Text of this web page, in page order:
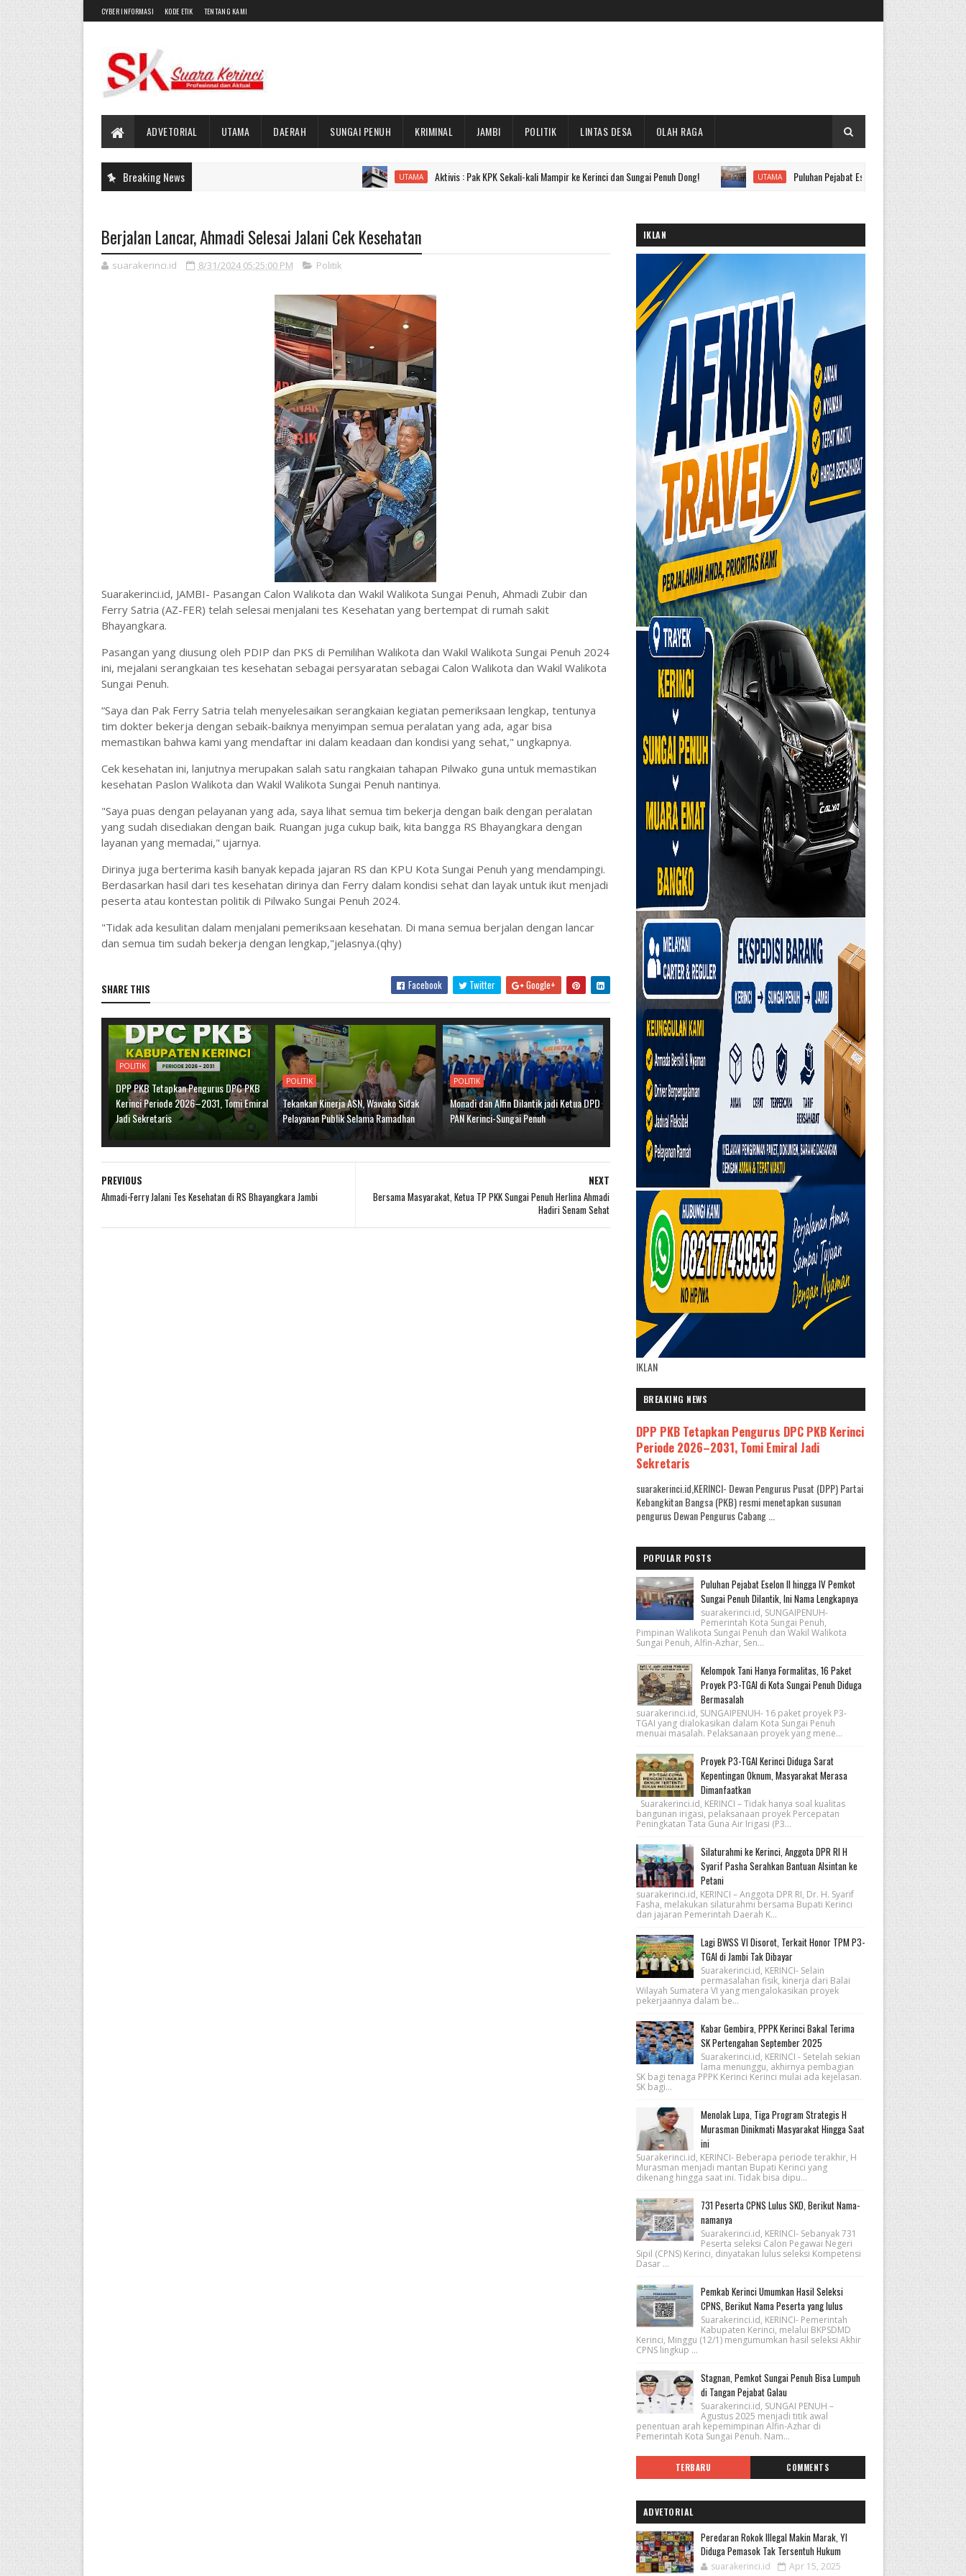
CYBER INFORMASI KODE ETIK TENTANG KAMI
ADVETORIAL UTAMA DAERAH SUNGAI PENUH KRIMINAL JAMBI POLITIK LINTAS DESA OLAH RAGA
Breaking News UTAMA Aktivis : Pak KPK Sekali-kali Mampir ke Kerinci dan Sungai Penuh Dong! UTAMA Puluhan Pejabat Eselon II hingga IV Pemkot Sungai Penuh
Berjalan Lancar, Ahmadi Selesai Jalani Cek Kesehatan
suarakerinci.id 8/31/2024 05:25:00 PM Politik
Suarakerinci.id, JAMBI- Pasangan Calon Walikota dan Wakil Walikota Sungai Penuh, Ahmadi Zubir dan
Ferry Satria (AZ-FER) telah selesai menjalani tes Kesehatan yang bertempat di rumah sakit
Bhayangkara.
Pasangan yang diusung oleh PDIP dan PKS di Pemilihan Walikota dan Wakil Walikota Sungai Penuh 2024
ini, mejalani serangkaian tes kesehatan sebagai persyaratan sebagai Calon Walikota dan Wakil Walikota
Sungai Penuh.
“Saya dan Pak Ferry Satria telah menyelesaikan serangkaian kegiatan pemeriksaan lengkap, tentunya
tim dokter bekerja dengan sebaik-baiknya menyimpan semua peralatan yang ada, agar bisa
memastikan bahwa kami yang mendaftar ini dalam keadaan dan kondisi yang sehat," ungkapnya.
Cek kesehatan ini, lanjutnya merupakan salah satu rangkaian tahapan Pilwako guna untuk memastikan
kesehatan Paslon Walikota dan Wakil Walikota Sungai Penuh nantinya.
"Saya puas dengan pelayanan yang ada, saya lihat semua tim bekerja dengan baik dengan peralatan
yang sudah disediakan dengan baik. Ruangan juga cukup baik, kita bangga RS Bhayangkara dengan
layanan yang memadai," ujarnya.
Dirinya juga berterima kasih banyak kepada jajaran RS dan KPU Kota Sungai Penuh yang mendampingi.
Berdasarkan hasil dari tes kesehatan dirinya dan Ferry dalam kondisi sehat dan layak untuk ikut menjadi
peserta atau kontestan politik di Pilwako Sungai Penuh 2024.
"Tidak ada kesulitan dalam menjalani pemeriksaan kesehatan. Di mana semua berjalan dengan lancar
dan semua tim sudah bekerja dengan lengkap,"jelasnya.(qhy)
SHARE THIS Facebook Twitter Google+
POLITIK
DPP PKB Tetapkan Pengurus DPC PKB
Kerinci Periode 2026–2031, Tomi Emiral
Jadi Sekretaris
POLITIK
Tekankan Kinerja ASN, Wawako Sidak
Pelayanan Publik Selama Ramadhan
POLITIK
Monadi dan Alfin Dilantik jadi Ketua DPD
PAN Kerinci-Sungai Penuh
NEXT
Bersama Masyarakat, Ketua TP PKK Sungai Penuh Herlina Ahmadi
Hadiri Senam Sehat
PREVIOUS
Ahmadi-Ferry Jalani Tes Kesehatan di RS Bhayangkara Jambi
IKLAN
IKLAN
BREAKING NEWS
DPP PKB Tetapkan Pengurus DPC PKB Kerinci
Periode 2026–2031, Tomi Emiral Jadi
Sekretaris
suarakerinci.id,KERINCI- Dewan Pengurus Pusat (DPP) Partai
Kebangkitan Bangsa (PKB) resmi menetapkan susunan
pengurus Dewan Pengurus Cabang ...
POPULAR POSTS
Puluhan Pejabat Eselon II hingga IV Pemkot
Sungai Penuh Dilantik, Ini Nama Lengkapnya
suarakerinci.id, SUNGAIPENUH-
Pemerintah Kota Sungai Penuh,
Pimpinan Walikota Sungai Penuh dan Wakil Walikota
Sungai Penuh, Alfin-Azhar, Sen...
Kelompok Tani Hanya Formalitas, 16 Paket
Proyek P3-TGAI di Kota Sungai Penuh Diduga
Bermasalah
suarakerinci.id, SUNGAIPENUH- 16 paket proyek P3-
TGAI yang dialokasikan dalam Kota Sungai Penuh
menuai masalah. Pelaksanaan proyek yang mene...
Proyek P3-TGAI Kerinci Diduga Sarat
Kepentingan Oknum, Masyarakat Merasa
Dimanfaatkan
Suarakerinci.id, KERINCI – Tidak hanya soal kualitas
bangunan irigasi, pelaksanaan proyek Percepatan
Peningkatan Tata Guna Air Irigasi (P3...
Silaturahmi ke Kerinci, Anggota DPR RI H
Syarif Pasha Serahkan Bantuan Alsintan ke
Petani
suarakerinci.id, KERINCI – Anggota DPR RI, Dr. H. Syarif
Fasha, melakukan silaturahmi bersama Bupati Kerinci
dan jajaran Pemerintah Daerah K...
Lagi BWSS VI Disorot, Terkait Honor TPM P3-
TGAI di Jambi Tak Dibayar
Suarakerinci.id, KERINCI- Selain
permasalahan fisik, kinerja dari Balai
Wilayah Sumatera VI yang mengalokasikan proyek
pekerjaannya dalam be...
Kabar Gembira, PPPK Kerinci Bakal Terima
SK Pertengahan September 2025
Suarakerinci.id, KERINCI - Setelah sekian
lama menunggu, akhirnya pembagian
SK bagi tenaga PPPK Kerinci Kerinci mulai ada kejelasan.
SK bagi...
Menolak Lupa, Tiga Program Strategis H
Murasman Dinikmati Masyarakat Hingga Saat
ini
Suarakerinci.id, KERINCI- Beberapa periode terakhir, H
Murasman menjadi mantan Bupati Kerinci yang
dikenang hingga saat ini. Tidak bisa dipu...
731 Peserta CPNS Lulus SKD, Berikut Nama-
namanya
Suarakerinci.id, KERINCI- Sebanyak 731
Peserta seleksi Calon Pegawai Negeri
Sipil (CPNS) Kerinci, dinyatakan lulus seleksi Kompetensi
Dasar ...
Pemkab Kerinci Umumkan Hasil Seleksi
CPNS, Berikut Nama Peserta yang lulus
Suarakerinci.id, KERINCI- Pemerintah
Kabupaten Kerinci, melalui BKPSDMD
Kerinci, Minggu (12/1) mengumumkan hasil seleksi Akhir
CPNS lingkup ...
Stagnan, Pemkot Sungai Penuh Bisa Lumpuh
di Tangan Pejabat Galau
Suarakerinci.id, SUNGAI PENUH –
Agustus 2025 menjadi titik awal
penentuan arah kepemimpinan Alfin-Azhar di
Pemerintah Kota Sungai Penuh. Nam...
TERBARU COMMENTS
ADVETORIAL
Peredaran Rokok Illegal Makin Marak, YI
Diduga Pemasok Tak Tersentuh Hukum
suarakerinci.id Apr 15, 2025